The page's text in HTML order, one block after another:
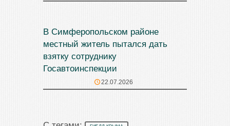
В Симферопольском районе
местный житель пытался дать
взятку сотруднику
Госавтоинспекции
22.07.2026